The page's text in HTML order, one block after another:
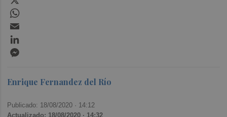
Enrique Fernandez del Río
Publicado: 18/08/2020 · 14:12
Actualizado: 18/08/2020 · 14:32